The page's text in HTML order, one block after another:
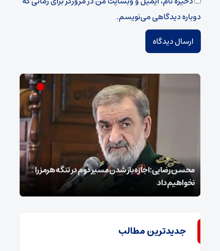
دوباره دیدگاهی می‌نویسم.
محسن رضایی: اجازه باز شدن مسیر دوم در تنگه هرمز را
نخواهیم داد
جدیدترین مطالب